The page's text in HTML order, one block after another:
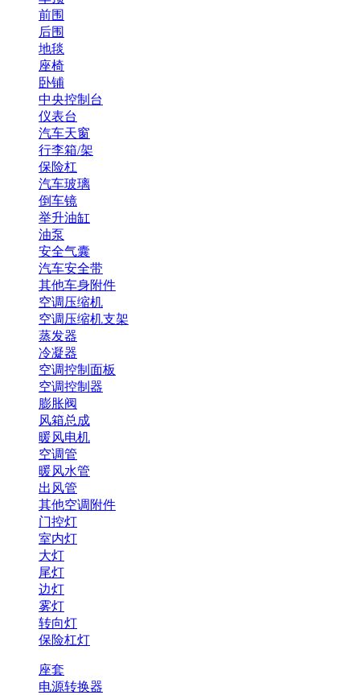
前围
后围
地毯
座椅
卧铺
中央控制台
仪表台
汽车天窗
行李箱/架
保险杠
汽车玻璃
倒车镜
举升油缸
油泵
安全气囊
汽车安全带
其他车身附件
空调压缩机
空调压缩机支架
蒸发器
冷凝器
空调控制面板
空调控制器
膨胀阀
风箱总成
暖风电机
空调管
暖风水管
出风管
其他空调附件
门控灯
室内灯
大灯
尾灯
边灯
雾灯
转向灯
保险杠灯
座套
电源转换器